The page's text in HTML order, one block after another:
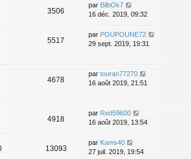
3506
par BilbOk7
16 déc. 2019, 09:32
5517
par POUPOUNE72
29 sept. 2019, 19:31
4678
par touran77270
16 août 2019, 21:51
4918
par Red59600
16 août 2019, 13:54
13093
par Kams40
27 juil. 2019, 19:54